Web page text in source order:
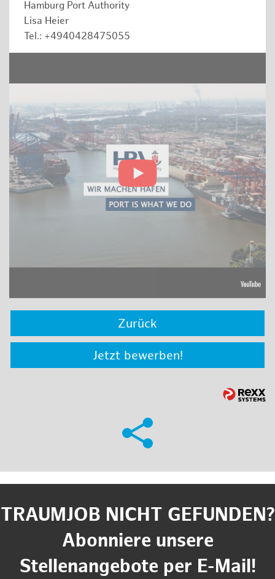
Hamburg Port Authority
Lisa Heier
Tel.: +4940428475055
Zurück
Jetzt bewerben!
TRAUMJOB NICHT GEFUNDEN?
Abonniere unsere
Stellenangebote per E-Mail!